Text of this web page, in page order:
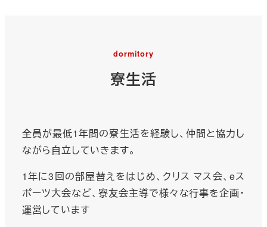
dormitory
寮生活
全員が最低1年間の寮生活を経験し、仲間と協力し
ながら自立していきます。
1年に3回の部屋替えをはじめ、クリス マス会、eス
ポーツ大会など、寮友会主導で様々な行事を企画・
運営しています